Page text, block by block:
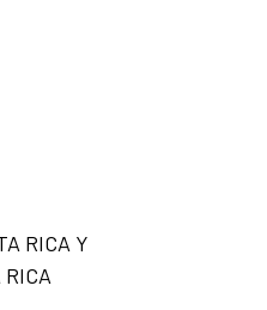
RICA Y
RICA